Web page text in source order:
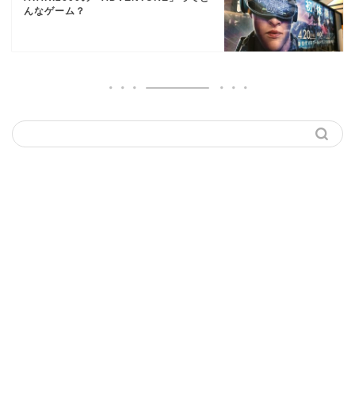
んなゲーム？